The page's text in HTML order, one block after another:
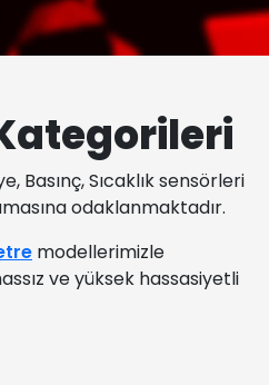
Basınç, Sıcaklık sensörleri
odaklanmaktadır.
modellerimizle
ve yüksek hassasiyetli